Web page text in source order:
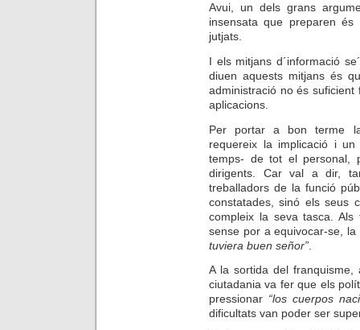
Avui, un dels grans
insensata que preparen
jutjats.
I els mitjans d´informació
diuen aquests mitjans és
administració no és
aplicacions.
Per portar a bon terme la
requereix la implicació i
temps- de tot el personal,
dirigents. Car val a dir,
treballadors de la funció
constatades, sinó els seus
compleix la seva tasca.
sense por a equivocar-se,
tuviera buen señor”
A la sortida del franquisme,
ciutadania va fer que els
pressionar “los cuerpos
dificultats van poder ser